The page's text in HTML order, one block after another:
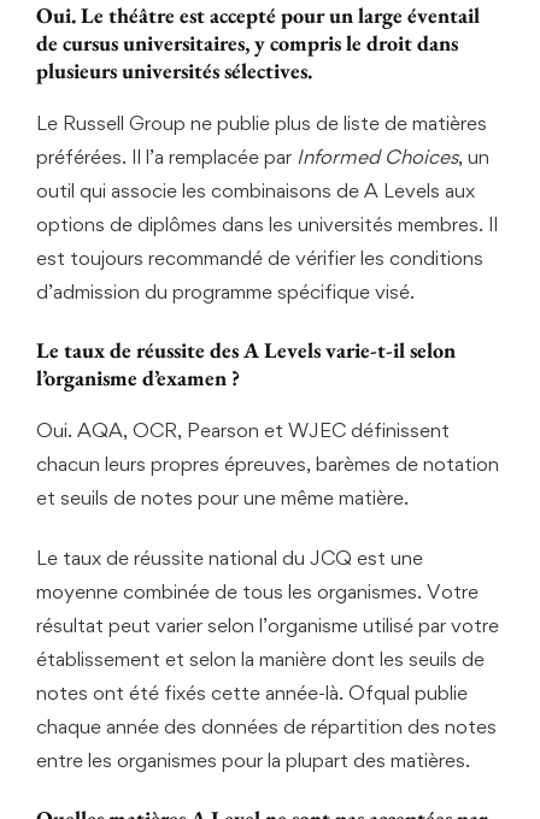
Oui. Le théâtre est accepté pour un large éventail
de cursus universitaires, y compris le droit dans
plusieurs universités sélectives.
Le Russell Group ne publie plus de liste de matières
préférées. Il l’a remplacée par Informed Choices, un
outil qui associe les combinaisons de A Levels aux
options de diplômes dans les universités membres. Il
est toujours recommandé de vérifier les conditions
d’admission du programme spécifique visé.
Le taux de réussite des A Levels varie-t-il selon
l’organisme d’examen ?
Oui. AQA, OCR, Pearson et WJEC définissent
chacun leurs propres épreuves, barèmes de notation
et seuils de notes pour une même matière.
Le taux de réussite national du JCQ est une
moyenne combinée de tous les organismes. Votre
résultat peut varier selon l’organisme utilisé par votre
établissement et selon la manière dont les seuils de
notes ont été fixés cette année-là. Ofqual publie
chaque année des données de répartition des notes
entre les organismes pour la plupart des matières.